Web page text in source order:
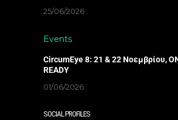
25/06/2026
Events
CircumEye 8: 21 & 22 Νοεμβρίου,
READY
01/06/2026
SOCIAL PROFILES